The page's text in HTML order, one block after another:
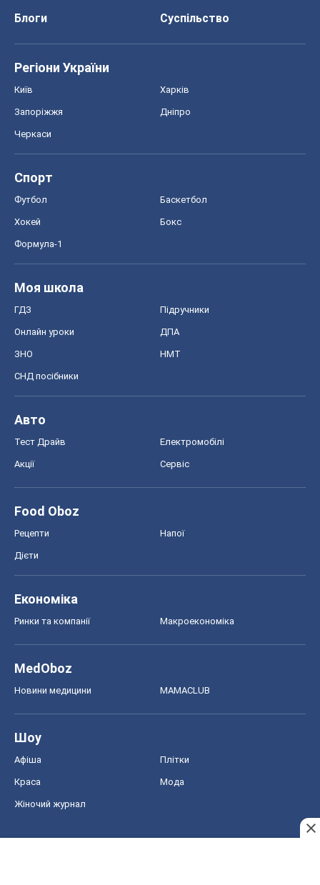
Блоги
Суспільство
Регіони України
Київ Харків
Запоріжжя Дніпро
Черкаси
Спорт
Футбол Баскетбол
Хокей Бокс
Формула-1
Моя школа
ГДЗ Підручники
Онлайн уроки ДПА
ЗНО НМТ
СНД посібники
Авто
Тест Драйв Електромобілі
Акції Сервіс
Food Oboz
Рецепти Напої
Дієти
Економіка
Ринки та компанії Макроекономіка
MedOboz
Новини медицини MAMACLUB
Шоу
Афіша Плітки
Краса Мода
Жіночий журнал